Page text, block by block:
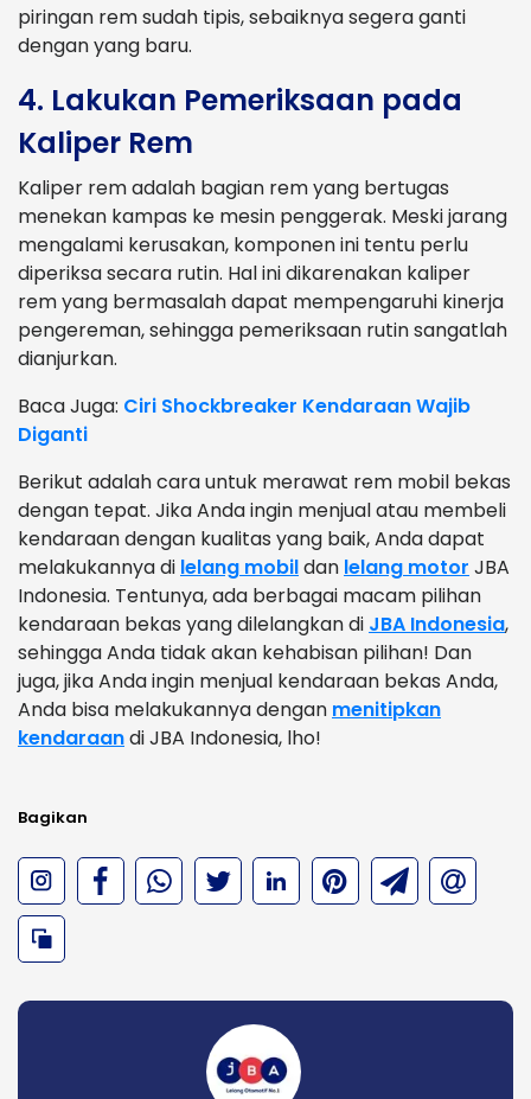
piringan rem sudah tipis, sebaiknya segera ganti
dengan yang baru.
4. Lakukan Pemeriksaan pada
Kaliper Rem
Kaliper rem adalah bagian rem yang bertugas
menekan kampas ke mesin penggerak. Meski jarang
mengalami kerusakan, komponen ini tentu perlu
diperiksa secara rutin. Hal ini dikarenakan kaliper
rem yang bermasalah dapat mempengaruhi kinerja
pengereman, sehingga pemeriksaan rutin sangatlah
dianjurkan.
Baca Juga: Ciri Shockbreaker Kendaraan Wajib
Diganti
Berikut adalah cara untuk merawat rem mobil bekas
dengan tepat. Jika Anda ingin menjual atau membeli
kendaraan dengan kualitas yang baik, Anda dapat
melakukannya di lelang mobildan lelang motor JBA
Indonesia. Tentunya, ada berbagai macam pilihan
kendaraan bekas yang dilelangkan di JBA Indonesia,
sehingga Anda tidak akan kehabisan pilihan! Dan
juga, jika Anda ingin menjual kendaraan bekas Anda,
Anda bisa melakukannya dengan menitipkan
kendaraandi JBA Indonesia, lho!
Bagikan